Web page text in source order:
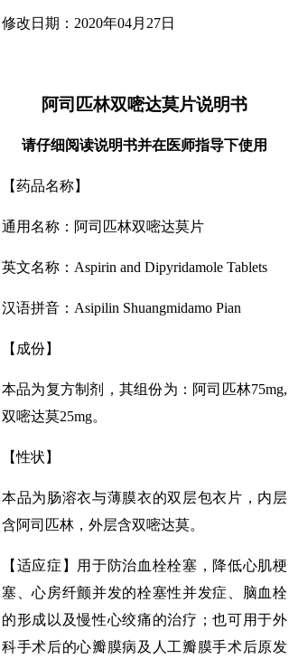
修改日期：2020年04月27日
阿司匹林双嘧达莫片说明书
请仔细阅读说明书并在医师指导下使用
【药品名称】
通用名称：阿司匹林双嘧达莫片
英文名称：Aspirin and Dipyridamole Tablets
汉语拼音：Asipilin Shuangmidamo Pian
【成份】
本品为复方制剂，其组份为：阿司匹林75mg,
双嘧达莫25mg。
【性状】
本品为肠溶衣与薄膜衣的双层包衣片，内层
含阿司匹林，外层含双嘧达莫。
【适应症】用于防治血栓栓塞，降低心肌梗
塞、心房纤颤并发的栓塞性并发症、脑血栓
的形成以及慢性心绞痛的治疗；也可用于外
科手术后的心瓣膜病及人工瓣膜手术后原发